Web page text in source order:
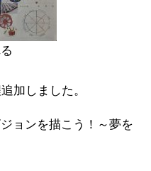
加しました。
ョンを描こう！～夢を